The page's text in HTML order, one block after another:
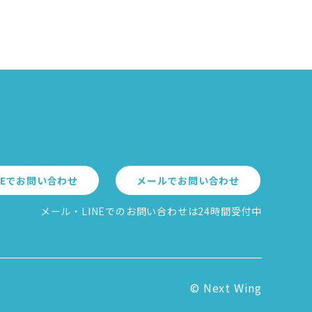
でお問い合わせ メールでお問い合わせ
メール・LINEでのお問い合わせは24時間受付中
© Next Wing